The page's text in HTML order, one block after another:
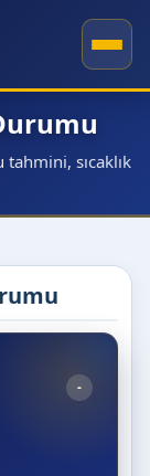
sıcaklık
-